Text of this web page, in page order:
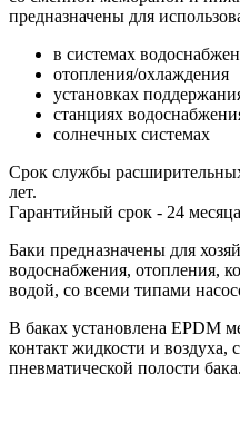
предназначены для
в системах
отопления/охлаждения
установках
станциях
солнечных системах
Срок службы
лет.
Гарантийный срок - 24
Баки предназначены для
водоснабжения, отопления,
водой, со всеми типами
В баках установлена EPDM
контакт жидкости и воздуха,
пневматической полости бака.